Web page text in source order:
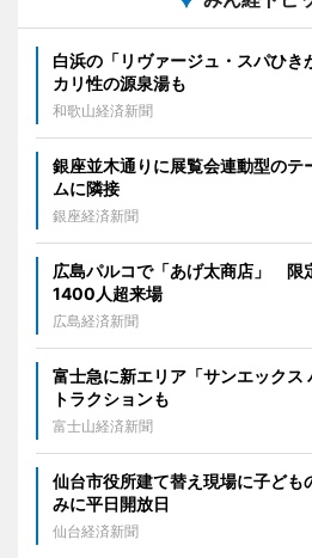
白浜の「リヴァージュ・スパひ
カリ性の源泉湯も
和歌山経済新聞
銀座並木通りに展覧会連動型の
ムに隣接
銀座経済新聞
広島パルコで「あげ太商店」 限
1400人超来場
広島経済新聞
富士急に新エリア「サンエック
トラクションも
富士山経済新聞
仙台市役所建て替え現場に子ど
みに平日開放日
仙台経済新聞